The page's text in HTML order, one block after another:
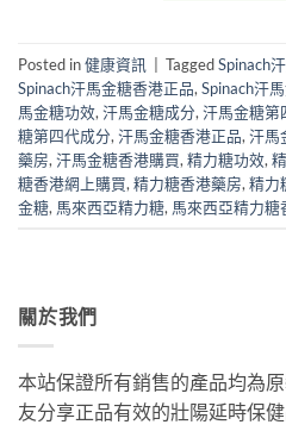
Posted in健康資訊 TaggedSpinach
Spinach汗馬金糖香港正品, Spinach汗
馬金糖功效, 汗馬金糖成分, 汗馬金糖第
糖第四代成分, 汗馬金糖香港正品, 汗馬
藥房, 汗馬金糖香港購買, 精力糖功效,
糖香港網上購買, 精力糖香港藥房, 精力
金糖, 馬來西亞精力糖, 馬來西亞精力糖
關於我們
本站保證所有銷售的產品均為
友分享正品有效的壯陽延時保